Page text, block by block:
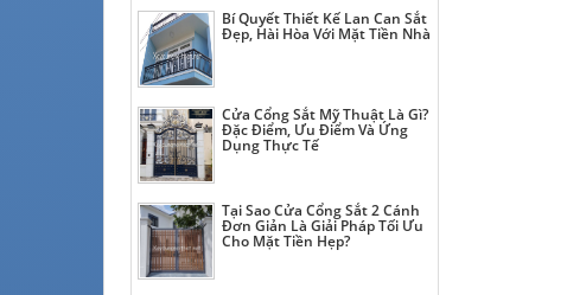
Bí Quyết Thiết Kế Lan Can Sắt
Đẹp, Hài Hòa Với Mặt Tiền Nhà
Cửa Cổng Sắt Mỹ Thuật Là Gì?
Đặc Điểm, Ưu Điểm Và Ứng
Dụng Thực Tế
Tại Sao Cửa Cổng Sắt 2 Cánh
Đơn Giản Là Giải Pháp Tối Ưu
Cho Mặt Tiền Hẹp?